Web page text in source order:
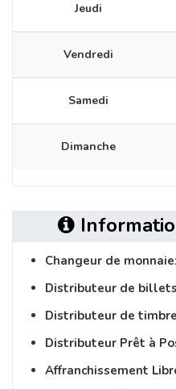
Jeudi
Vendredi
Samedi
Dimanche
Changeur de monnaie
Distributeur de billets
Distributeur de
Distributeur Prêt à
Affranchissement